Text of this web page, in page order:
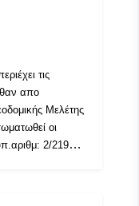
τις
απο
Μελέτης
οι
2/219